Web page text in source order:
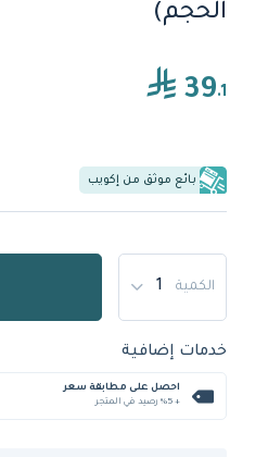
الحجم)
39.1
بائع موثق من إكويب
الكمية
خدمات إضافية
احصل على مطابقة سعر
+ %5 رصيد في المتجر